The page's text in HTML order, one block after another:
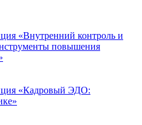
«Внутренний контроль и
повышения
«Кадровый ЭДО: